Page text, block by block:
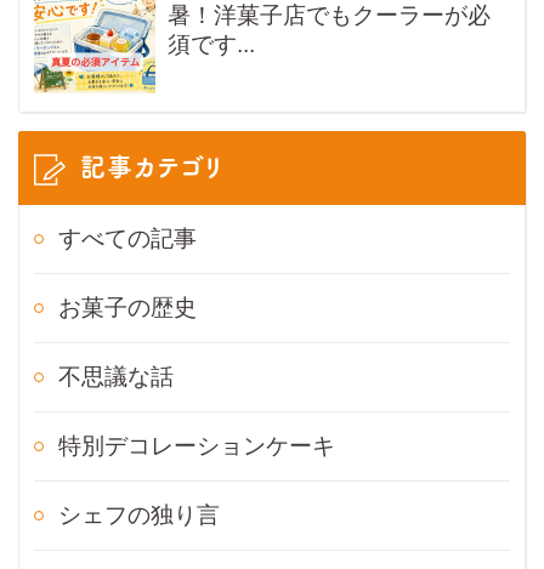
暑！洋菓子店でもクーラーが必
須です...
記事カテゴリ
すべての記事
お菓子の歴史
不思議な話
特別デコレーションケーキ
シェフの独り言